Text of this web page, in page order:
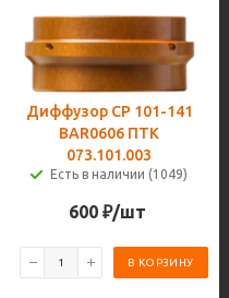
Диффузор CP 101-141
BAR0606 ПТК
073.101.003
Есть в наличии (1049)
600₽/шт
В КОРЗИНУ